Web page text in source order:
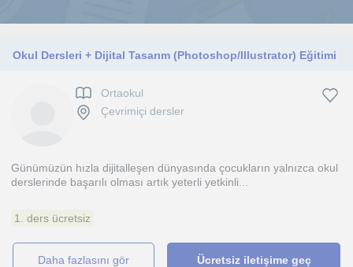
Okul Dersleri + Dijital Tasarım (Photoshop/Illustrator) Eğitimi
Ortaokul
Çevrimiçi dersler
Günümüzün hızla dijitalleşen dünyasında çocukların yalnızca okul
derslerinde başarılı olması artık yeterli yetkinli...
1. ders ücretsiz
daha fazlasını gör Ücretsiz iletişime geç